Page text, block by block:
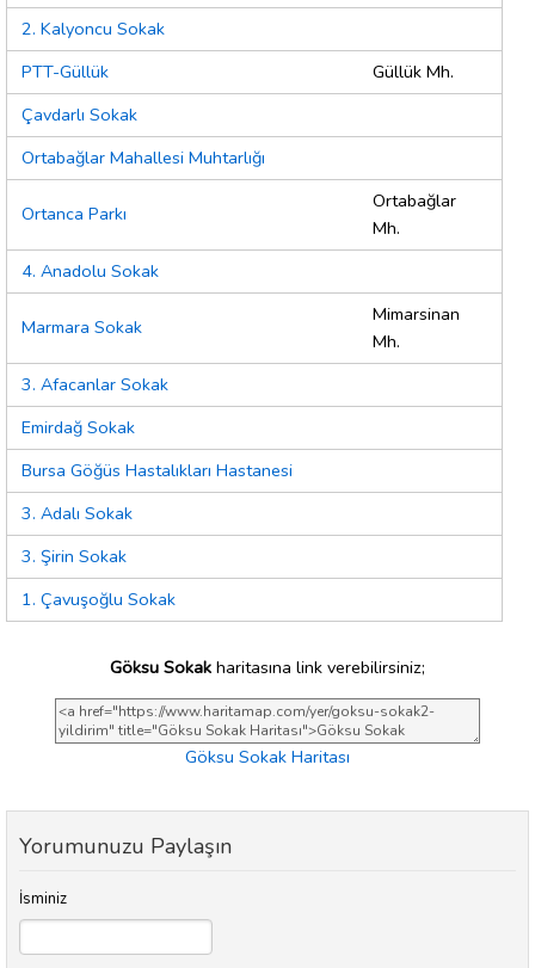
2. Kalyoncu Sokak
PTT-Güllük
Güllük Mh.
Çavdarlı Sokak
Ortabağlar Mahallesi Muhtarlığı
Ortanca Parkı
Ortabağlar
Mh.
4. Anadolu Sokak
Marmara Sokak
Mimarsinan
Mh.
3. Afacanlar Sokak
Emirdağ Sokak
Bursa Göğüs Hastalıkları Hastanesi
3. Adalı Sokak
3. Şirin Sokak
1. Çavuşoğlu Sokak
Göksu Sokak haritasına link verebilirsiniz;
Göksu Sokak Haritası
Yorumunuzu Paylaşın
İsminiz